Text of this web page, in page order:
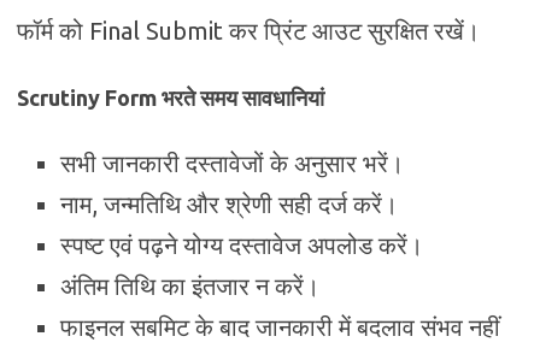
फॉर्म को Final Submit कर प्रिंट आउट सुरक्षित रखें।
Scrutiny Form भरते समय सावधानियां
सभी जानकारी दस्तावेजों के अनुसार भरें।
नाम, जन्मतिथि और श्रेणी सही दर्ज करें।
स्पष्ट एवं पढ़ने योग्य दस्तावेज अपलोड करें।
अंतिम तिथि का इंतजार न करें।
फाइनल सबमिट के बाद जानकारी में बदलाव संभव नहीं